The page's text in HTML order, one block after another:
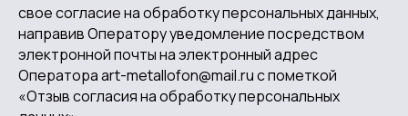
свое согласие на обработку персональных данных,
направив Оператору уведомление посредством
электронной почты на электронный адрес
Оператора art-metallofon@mail.ru с пометкой
«Отзыв согласия на обработку персональных